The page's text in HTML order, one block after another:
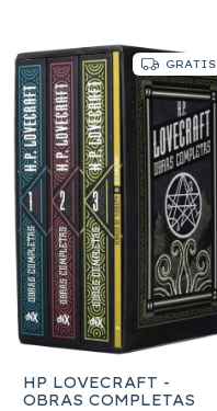
GRATIS
HP LOVECRAFT -
OBRAS COMPLETAS